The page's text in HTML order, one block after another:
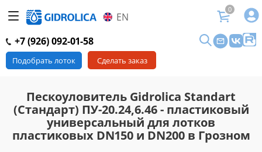
EN
0
+7 (926) 092-01-58
Подобрать лоток Сделать заказ
Пескоуловитель Gidrolica Standart
(Стандарт) ПУ-20.24,6.46 - пластиковый
универсальный для лотков
пластиковых DN150 и DN200 в Грозном